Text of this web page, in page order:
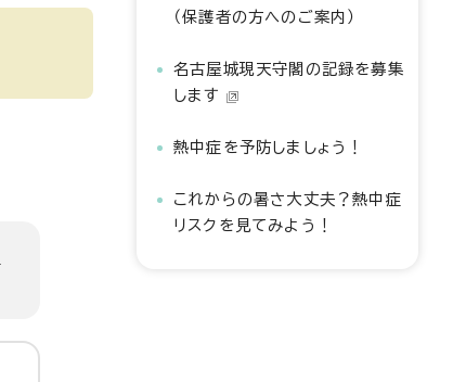
（保護者の方へのご案内）
名古屋城現天守閣の記録を募集
します
熱中症を予防しましょう！
これからの暑さ大丈夫？熱中症
リスクを見てみよう！